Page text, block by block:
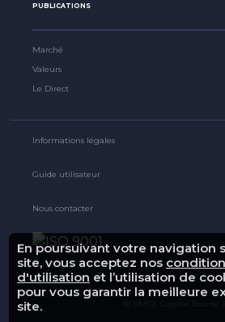
En poursuivant votre navigation
site, vous acceptez nos
d'utilisation et l’utilisation de
pour vous garantir la meilleure
site.
PUBLICATIONS
Marché
Valeurs
Le Direct
Informations légales
Guide utilisateur
Nous contacter